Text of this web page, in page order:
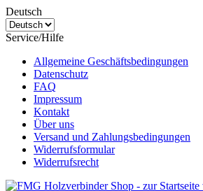
Deutsch
Service/Hilfe
Allgemeine Geschäftsbedingungen
Datenschutz
FAQ
Impressum
Kontakt
Über uns
Versand und Zahlungsbedingungen
Widerrufsformular
Widerrufsrecht